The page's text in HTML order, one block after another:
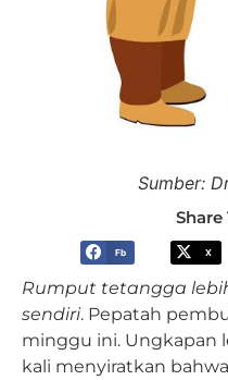
Sumber:
Share
Fb X
Rumput tetangga
sendiri. Pepatah
minggu ini. Ungkapan
kali menyiratkan